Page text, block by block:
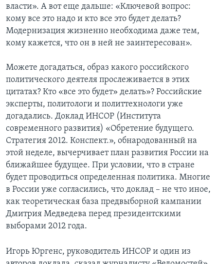
власти». А вот еще дальше: «Ключевой вопрос:
кому все это надо и кто все это будет делать?
Модернизация жизненно необходима даже тем,
кому кажется, что он в ней не заинтересован».
Можете догадаться, образ какого российского
политического деятеля прослеживается в этих
цитатах? Кто «все это будет» делать»? Российские
эксперты, политологи и политтехнологи уже
догадались. Доклад ИНСОР (Института
современного развития) «Обретение будущего.
Стратегия 2012. Конспект.», обнародованный на
этой неделе, вычерчивает план развития России на
ближайшее будущее. При условии, что в стране
будет проводиться определенная политика. Многие
в России уже согласились, что доклад – не что иное,
как теоретическая база предвыборной кампании
Дмитрия Медведева перед президентскими
выборами 2012 года.
Игорь Юргенс, руководитель ИНСОР и один из